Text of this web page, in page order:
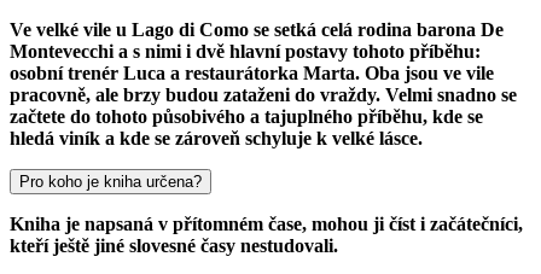
Ve velké vile u Lago di Como se setká celá rodina barona De
Montevecchi a s nimi i dvě hlavní postavy tohoto příběhu:
osobní trenér Luca a restaurátorka Marta. Oba jsou ve vile
pracovně, ale brzy budou zataženi do vraždy. Velmi snadno se
začtete do tohoto působivého a tajuplného příběhu, kde se
hledá viník a kde se zároveň schyluje k velké lásce.
Pro koho je kniha určena?
Kniha je napsaná v přítomném čase, mohou ji číst i začátečníci,
kteří ještě jiné slovesné časy nestudovali.